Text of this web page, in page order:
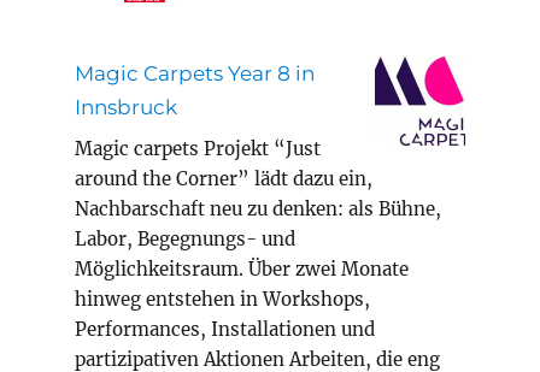
Magic Carpets Year 8 in
Innsbruck
Magic carpets Projekt “Just
around the Corner” lädt dazu ein,
Nachbarschaft neu zu denken: als Bühne,
Labor, Begegnungs- und
Möglichkeitsraum. Über zwei Monate
hinweg entstehen in Workshops,
Performances, Installationen und
partizipativen Aktionen Arbeiten, die eng